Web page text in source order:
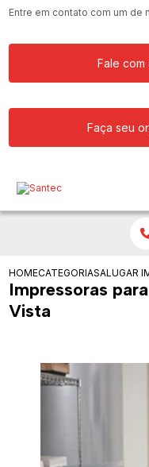
Entre em contato com um de
Fale com
Faça seu
HOMECATEGORIASALUGAR
Impressoras
Vista